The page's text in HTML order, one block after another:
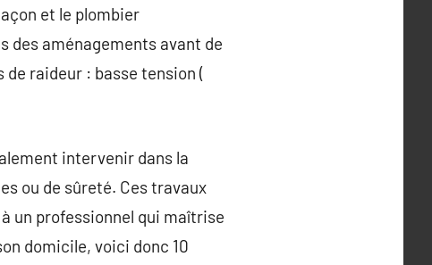
et le plombier
des aménagements avant de
de raideur : basse tension (
intervenir dans la
ou de sûreté. Ces travaux
un professionnel qui maîtrise
domicile, voici donc 10